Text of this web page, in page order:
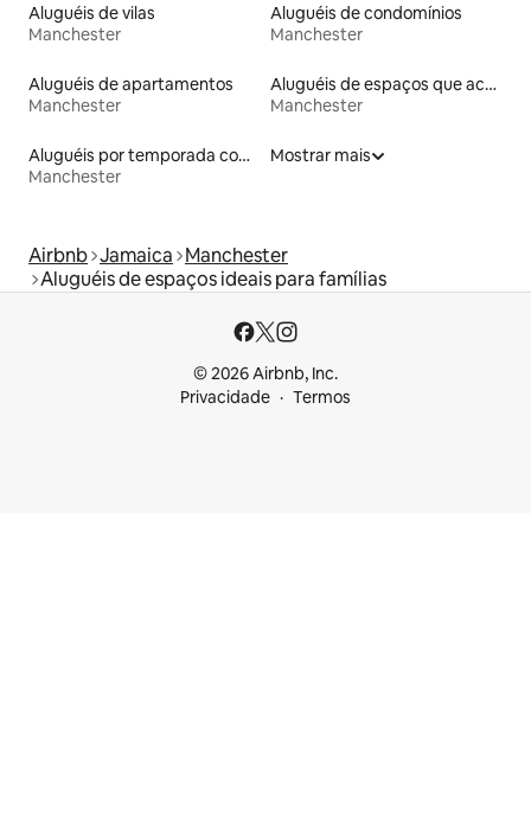
Aluguéis de vilas
Manchester
Aluguéis de condomínios
Manchester
Aluguéis de apartamentos
Manchester
Aluguéis de espaços que aceitam animais de estimação
Manchester
Aluguéis por temporada com acesso à praia
Manchester
Mostrar mais
Airbnb Jamaica Manchester
Aluguéis de espaços ideais para famílias
© 2026 Airbnb, Inc.
Privacidade
Termos